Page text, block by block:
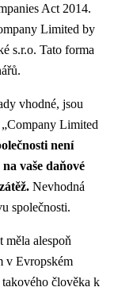
Act 2014.
Limited by
s.r.o. Tato forma
vhodné, jsou
Limited
není
vaše daňové
Nevhodná
společnosti.
měla alespoň
v Evropském
člověka k